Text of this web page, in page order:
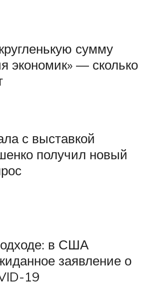
сумму
экономик» — сколько
с выставкой
получил новый
в США
заявление о
19